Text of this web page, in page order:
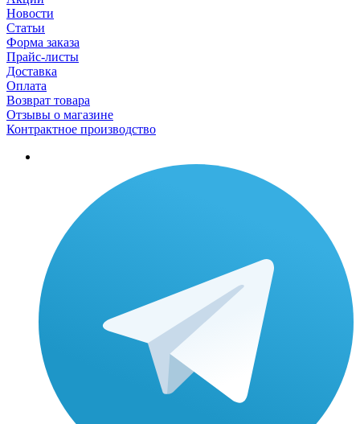
Новости
Статьи
Форма заказа
Прайс-листы
Доставка
Оплата
Возврат товара
Отзывы о магазине
Контрактное производство